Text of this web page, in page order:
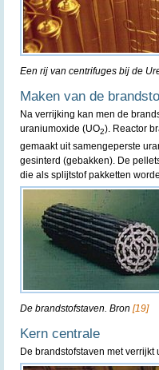
Een rij van centrifuges bij de
Maken van de
Na verrijking kan men de
uraniumoxide (UO2). Reactor
gemaakt uit samengeperste
gesinterd (gebakken). De
die als splijtstof pakketten
De brandstofstaven. Bron [19]
Kern centrale
De brandstofstaven met